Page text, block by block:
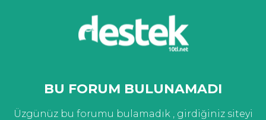
BU FORUM BULUNAMADI
Üzgünüz bu forumu bulamadık , girdiğiniz siteyi